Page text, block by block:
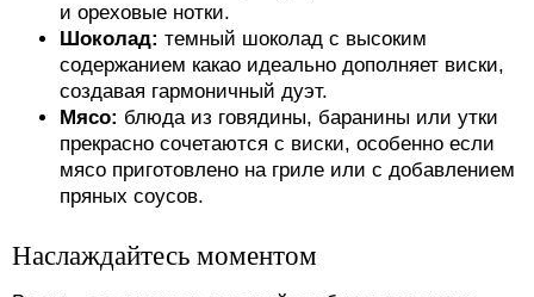
и ореховые нотки.
Шоколад: темный шоколад с высоким
содержанием какао идеально дополняет виски,
создавая гармоничный дуэт.
Мясо: блюда из говядины, баранины или утки
прекрасно сочетаются с виски, особенно если
мясо приготовлено на гриле или с добавлением
пряных соусов.
Наслаждайтесь моментом